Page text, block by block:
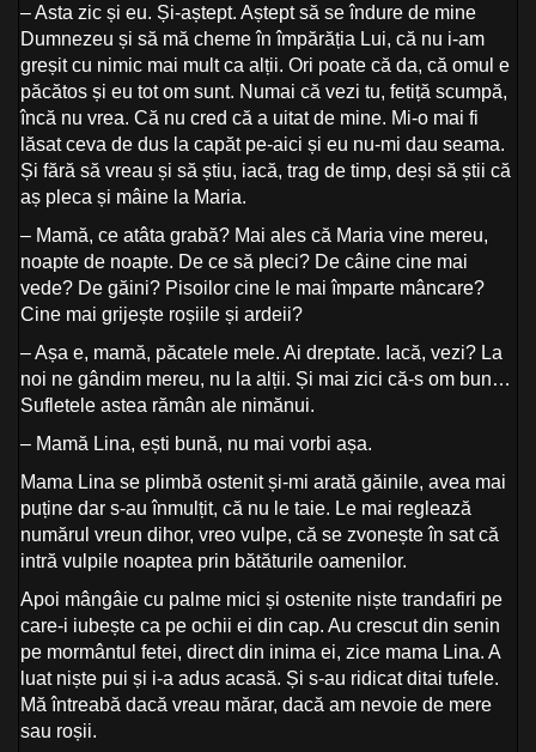
– Asta zic și eu. Și-aștept. Aștept să se îndure de mine
Dumnezeu și să mă cheme în împărăția Lui, că nu i-am
greșit cu nimic mai mult ca alții. Ori poate că da, că omul e
păcătos și eu tot om sunt. Numai că vezi tu, fetiță scumpă,
încă nu vrea. Că nu cred că a uitat de mine. Mi-o mai fi
lăsat ceva de dus la capăt pe-aici și eu nu-mi dau seama.
Și fără să vreau și să știu, iacă, trag de timp, deși să știi că
aș pleca și mâine la Maria.
– Mamă, ce atâta grabă? Mai ales că Maria vine mereu,
noapte de noapte. De ce să pleci? De câine cine mai
vede? De găini? Pisoilor cine le mai împarte mâncare?
Cine mai grijește roșiile și ardeii?
– Așa e, mamă, păcatele mele. Ai dreptate. Iacă, vezi? La
noi ne gândim mereu, nu la alții. Și mai zici că-s om bun…
Sufletele astea rămân ale nimănui.
– Mamă Lina, ești bună, nu mai vorbi așa.
Mama Lina se plimbă ostenit și-mi arată găinile, avea mai
puține dar s-au înmulțit, că nu le taie. Le mai reglează
numărul vreun dihor, vreo vulpe, că se zvonește în sat că
intră vulpile noaptea prin bătăturile oamenilor.
Apoi mângâie cu palme mici și ostenite niște trandafiri pe
care-i iubește ca pe ochii ei din cap. Au crescut din senin
pe mormântul fetei, direct din inima ei, zice mama Lina. A
luat niște pui și i-a adus acasă. Și s-au ridicat ditai tufele.
Mă întreabă dacă vreau mărar, dacă am nevoie de mere
sau roșii.